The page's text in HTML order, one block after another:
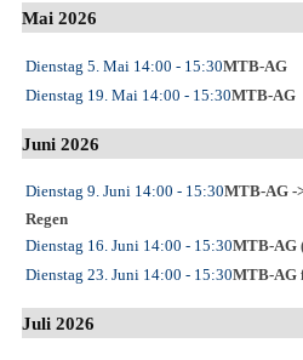
Mai 2026
Dienstag 5. Mai 14:00 - 15:30MTB-AG
Dienstag 19. Mai 14:00 - 15:30MTB-AG
Juni 2026
Dienstag 9. Juni 14:00 - 15:30MTB-AG -
Regen
Dienstag 16. Juni 14:00 - 15:30MTB-AG
Dienstag 23. Juni 14:00 - 15:30MTB-AG
Juli 2026